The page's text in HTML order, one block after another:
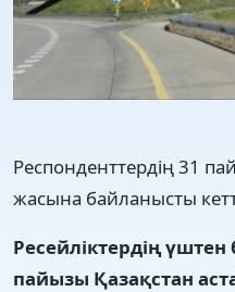
Респонденттердің 31
жасына байланысты
Ресейліктердің үштен
пайызы Қазақстан